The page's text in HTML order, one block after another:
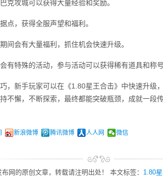
克攻城可以获得大量经验和奖励。
点，获得全服声望和福利。
间会有大量福利，抓住机会快速升级。
有特殊的活动，参与活动可以获得稀有道具和称号
，新手玩家可以在《1.80星王合击》中快速升级
不懈，不断探索，最终都能突破瓶颈，成就一段传
新浪微博 腾讯微博 人人网 微信
网的原创文章，转载请注明出处！ 本文标签： 1.80